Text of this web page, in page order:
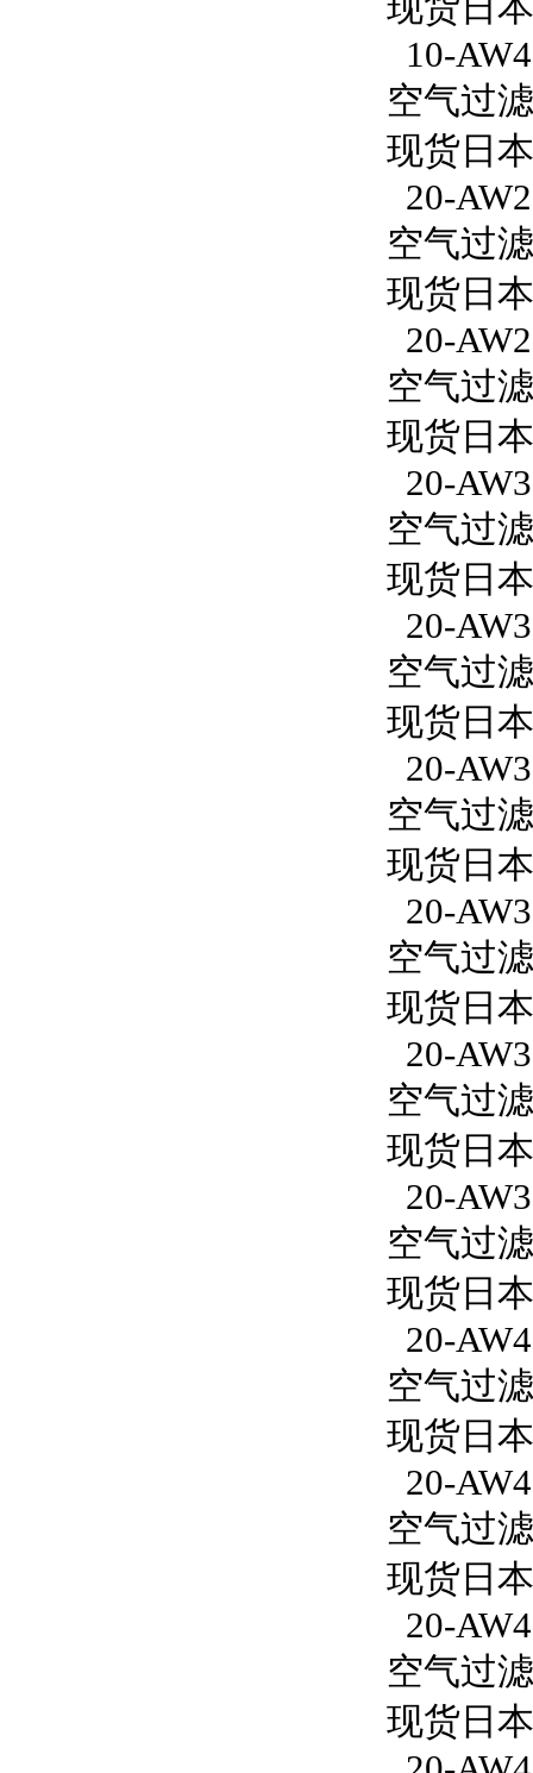
10-
空气过
现货日
20-
空气过
现货日
20-
空气过
现货日
20-
空气过
现货日
20-
空气过
现货日
20-
空气过
现货日
20-
空气过
现货日
20-
空气过
现货日
20-
空气过
现货日
20-
空气过
现货日
20-
空气过
现货日
20-
空气过
现货日